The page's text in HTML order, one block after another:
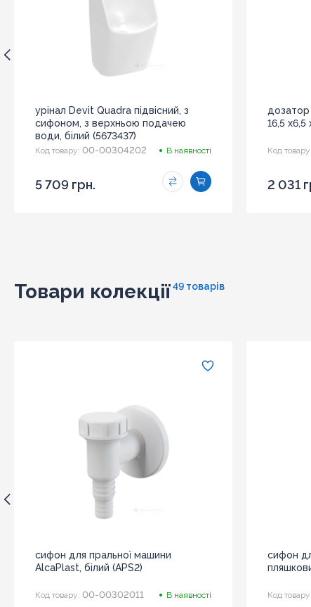
урінал Devit Quadra підвісний, з
сифоном, з верхньою подачею
води, білий (5673437)
Код товару: 00-00304202 В наявності
5 709 грн.
дозатор
16,5 х6,5
Код товару:
2 031
Товари колекції 49 товарів
сифон для пральної машини
AlcaPlast, білий (APS2)
Код товару: 00-00302011 В наявності
сифон
Код товару: